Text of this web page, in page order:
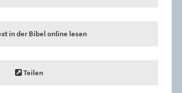
in der Bibel online lesen
Teilen